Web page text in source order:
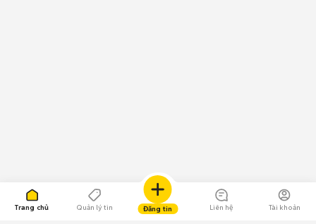
Trang chủ Quản lý tin Đăng tin Liên hệ Tài khoản